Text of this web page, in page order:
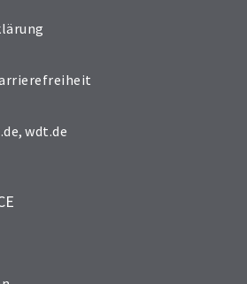
,wdt.de